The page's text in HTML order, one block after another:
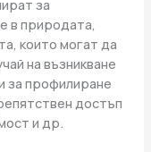
за
в природата,
които могат да
на възникване
за профилиране
достъп
и др.